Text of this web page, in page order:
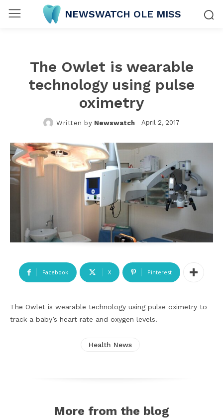
NEWSWATCH OLE MISS
The Owlet is wearable
technology using pulse
oximetry
Written by Newswatch April 2, 2017
Facebook X Pinterest
The Owlet is wearable technology using pulse oximetry to
track a baby’s heart rate and oxygen levels.
Health News
More from the blog